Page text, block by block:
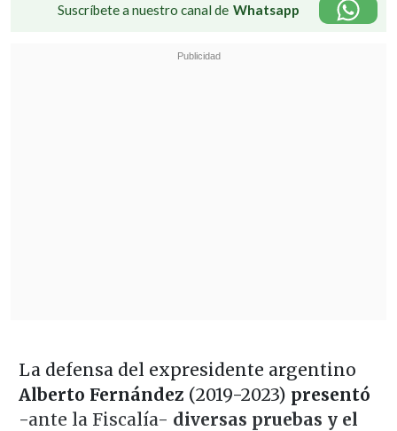
Suscríbete a nuestro canal de Whatsapp
La defensa del expresidente argentino
Alberto Fernández (2019-2023) presentó
-ante la Fiscalía- diversas pruebas y el